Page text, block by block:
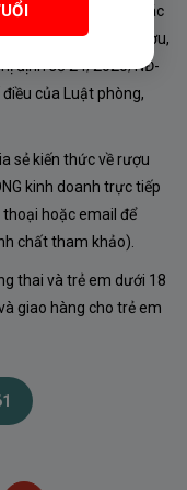
Luật “phòng chống tác
về “điều kiện bán rượu,
định số 24/2020/NĐ-
của Luật phòng,
sẻ kiến thức về rượu
kinh doanh trực tiếp
hoặc email để
chất tham khảo).
thai và trẻ em dưới 18
giao hàng cho trẻ em